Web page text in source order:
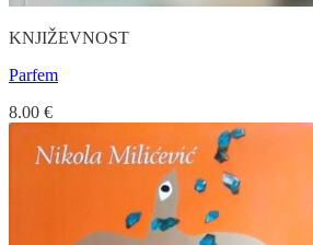
KNJIŽEVNOST
Parfem
8.00 €